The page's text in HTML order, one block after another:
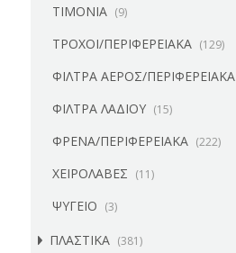
ΤΙΜΟΝΙΑ (9)
ΤΡΟΧΟΙ/ΠΕΡΙΦΕΡΕΙΑΚΑ (129)
ΦΙΛΤΡΑ ΑΕΡΟΣ/ΠΕΡΙΦΕΡΕΙΑΚΑ
ΦΙΛΤΡΑ ΛΑΔΙΟΥ (15)
ΦΡΕΝΑ/ΠΕΡΙΦΕΡΕΙΑΚΑ (222)
ΧΕΙΡΟΛΑΒΕΣ (11)
ΨΥΓΕΙΟ (3)
ΠΛΑΣΤΙΚΑ (381)